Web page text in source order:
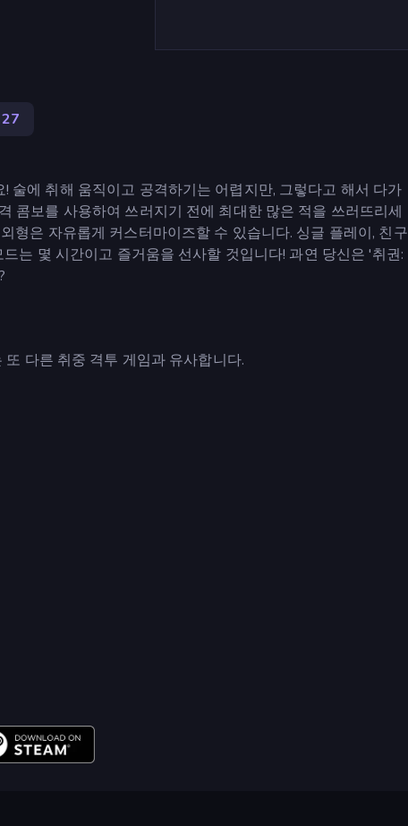
술에 취해 움직이고 공격하기는 어렵지만, 그렇다고 해서 다가
콤보를 사용하여 쓰러지기 전에 최대한 많은 적을 쓰러뜨리세
형은 자유롭게 커스터마이즈할 수 있습니다. 싱글 플레이, 친구
는 몇 시간이고 즐거움을 선사할 것입니다! 과연 당신은 '취권:
또 다른 취중 격투 게임과 유사합니다.